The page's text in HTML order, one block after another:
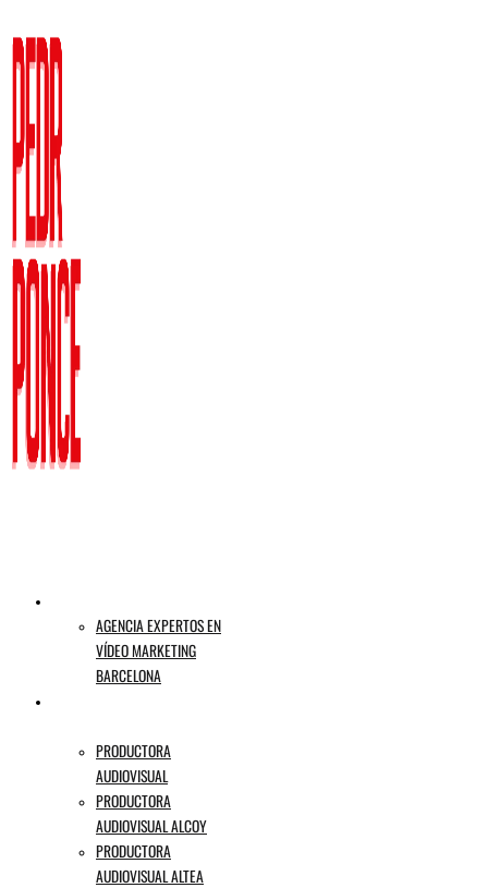
al
contenido
AGENCIA EXPERTOS EN
VÍDEO MARKETING
BARCELONA
PRODUCTORA
AUDIOVISUAL
PRODUCTORA
AUDIOVISUAL ALCOY
PRODUCTORA
AUDIOVISUAL ALTEA